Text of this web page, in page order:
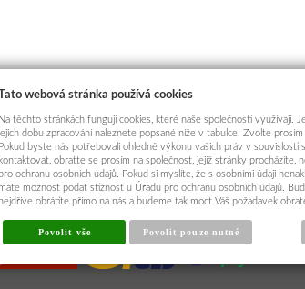
Tato webová stránka používá cookies
Na těchto stránkách fungují cookies, které naše společnosti využívají.
dobu zpracování naleznete popsané níže v tabulce. Zvolte
Pokud byste nás potřebovali ohledně výkonu vašich práv v souvislosti
kontaktovat, obraťte se prosím na společnost, jejíž stránky procházíte,
pro ochranu osobních údajů. Pokud si myslíte, že s osobními údaji
máte možnost podat stížnost u Úřadu pro ochranu osobních údajů.
nejdříve obrátíte přímo na nás a budeme tak moct Váš požadavek
Povolit vše Povolit pouze nutné